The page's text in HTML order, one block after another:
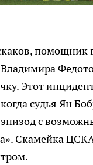
помощник
Этот
судья Ян
с
Скамейка